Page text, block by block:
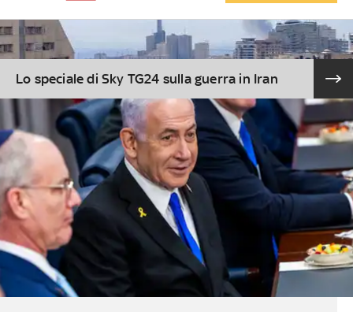
Lo speciale di Sky TG24 sulla guerra in Iran